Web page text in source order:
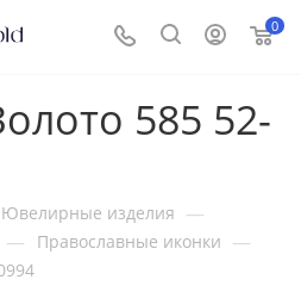
0
585 52-
Ювелирные изделия —
— Православные иконки —